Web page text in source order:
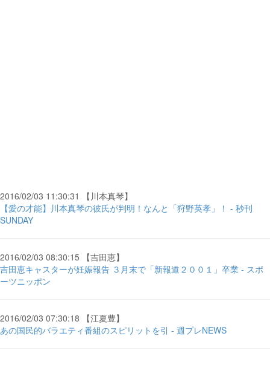
2016/02/03 11:30:31 【川本真琴】
【愛の才能】川本真琴の彼氏が判明！なんと「狩野英孝」！ - 秒刊
SUNDAY
2016/02/03 08:30:15 【吉田恵】
吉田恵キャスターが妊娠報告 ３月末で「新報道２００１」卒業 - スポ
ーツニッポン
2016/02/03 07:30:18 【江夏豊】
あの国民的バラエティ番組のスピリットを引 - 週プレNEWS